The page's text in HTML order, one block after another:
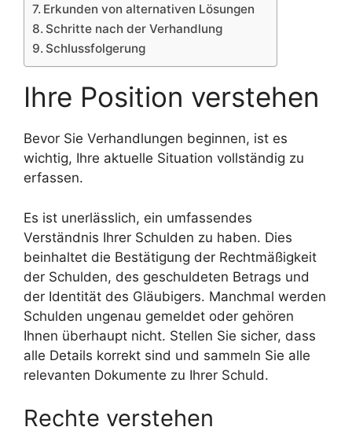
Erkunden von alternativen Lösungen
Schritte nach der Verhandlung
Schlussfolgerung
Ihre Position verstehen
Bevor Sie Verhandlungen beginnen, ist es
wichtig, Ihre aktuelle Situation vollständig zu
erfassen.
Es ist unerlässlich, ein umfassendes
Verständnis Ihrer Schulden zu haben. Dies
beinhaltet die Bestätigung der Rechtmäßigkeit
der Schulden, des geschuldeten Betrags und
der Identität des Gläubigers. Manchmal werden
Schulden ungenau gemeldet oder gehören
Ihnen überhaupt nicht. Stellen Sie sicher, dass
alle Details korrekt sind und sammeln Sie alle
relevanten Dokumente zu Ihrer Schuld.
Rechte verstehen